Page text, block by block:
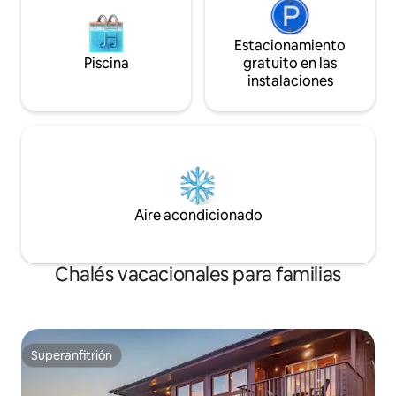
Piscina
Estacionamiento
gratuito en las
instalaciones
Aire acondicionado
Chalés vacacionales para familias
Superanfitrión
Superanfitrión